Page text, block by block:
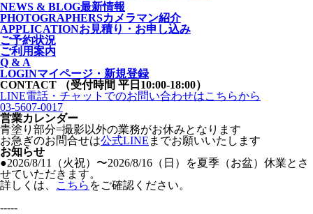
NEWS & BLOG最新情報
PHOTOGRAPHERSカメラマン紹介
APPLICATIONお見積り・お申し込み
ご予約状況
ご利用案内
Q & A
LOGINマイページ・新規登録
CONTACT
（受付時間 平日10:00-18:00）
LINE電話・チャットでのお問い合わせはこちらから
03-5607-0017
営業カレンダー
青塗り 部分=撮影以外の業務がお休みとなります
お急ぎのお問合せは公式LINE までお願いいたします
お知らせ
●2026/8/11（火祝）〜2026/8/16（日）を夏季（お盆）休業とさ
せていただきます。
詳しくは、
こちら をご確認ください。
-----